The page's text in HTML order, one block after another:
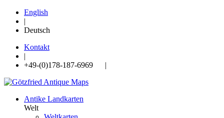
English
|
Deutsch
Kontakt
|
+49-(0)178-187-6969 |
Antike Landkarten
Welt